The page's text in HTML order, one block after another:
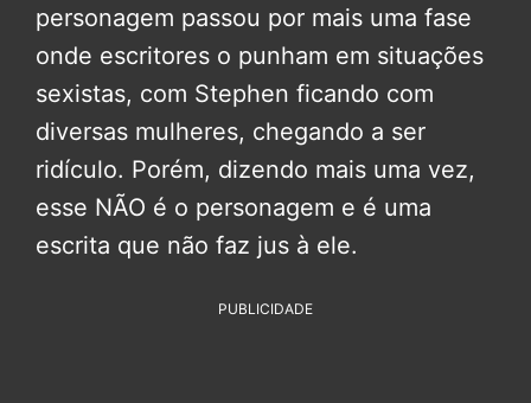
personagem passou por mais uma fase
onde escritores o punham em situações
sexistas, com Stephen ficando com
diversas mulheres, chegando a ser
ridículo. Porém, dizendo mais uma vez,
esse NÃO é o personagem e é uma
escrita que não faz jus à ele.
PUBLICIDADE